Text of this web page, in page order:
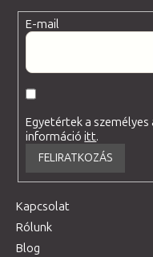
E-mail
Egyetértek a
információitt.
FELIRATKOZÁS
Kapcsolat
Rólunk
Blog